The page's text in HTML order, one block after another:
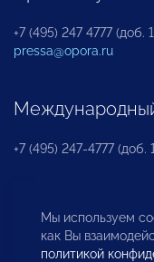
+7 (495) 247 4777 (доб.
pressa@opora.ru
+7 (495) 247-4777 (доб.
Бюро по
инвесторов
Мы используем
как Вы
политикой